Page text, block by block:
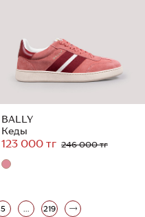
BALLY
Кеды
123 000 тг 246 000 тг
5 ... 219